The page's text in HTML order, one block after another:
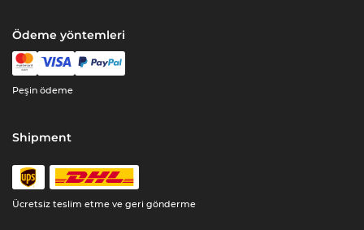
Ödeme yöntemleri
Peşin ödeme
Shipment
Ücretsiz teslim etme ve geri gönderme